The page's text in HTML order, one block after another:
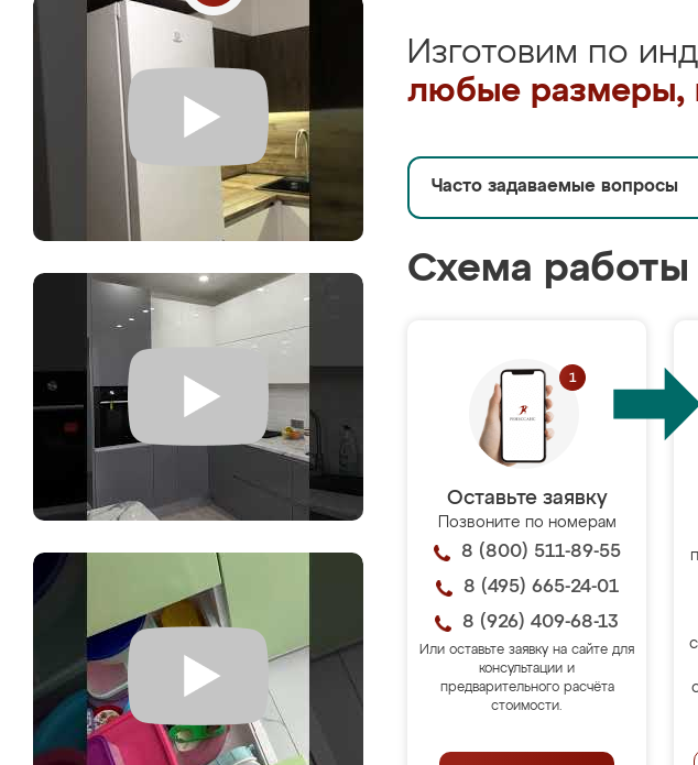
Изготовим по
любые размеры,
Часто задаваемые вопросы
Схема работы
Оставьте заявку
Позвоните по номерам
8 (800) 511-89-55
8 (495) 665-24-01
8 (926) 409-68-13
Или оставьте заявку на сайте для
консультации и
предварительного расчёта
стоимости.